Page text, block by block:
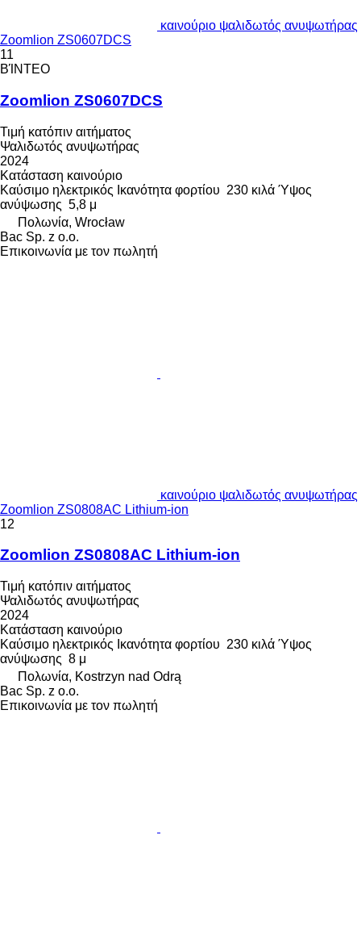
καινούριο ψαλιδωτός ανυψωτήρας
Zoomlion ZS0607DCS
11
ΒΊΝΤΕΟ
Zoomlion ZS0607DCS
Τιμή κατόπιν αιτήματος
Ψαλιδωτός ανυψωτήρας
2024
Κατάσταση καινούριο
Καύσιμο ηλεκτρικός Ικανότητα φορτίου 230 κιλά Ύψος
ανύψωσης 5,8 μ
Πολωνία, Wrocław
Bac Sp. z o.o.
Επικοινωνία με τον πωλητή
καινούριο ψαλιδωτός ανυψωτήρας
Zoomlion ZS0808AC Lithium-ion
12
Zoomlion ZS0808AC Lithium-ion
Τιμή κατόπιν αιτήματος
Ψαλιδωτός ανυψωτήρας
2024
Κατάσταση καινούριο
Καύσιμο ηλεκτρικός Ικανότητα φορτίου 230 κιλά Ύψος
ανύψωσης 8 μ
Πολωνία, Kostrzyn nad Odrą
Bac Sp. z o.o.
Επικοινωνία με τον πωλητή